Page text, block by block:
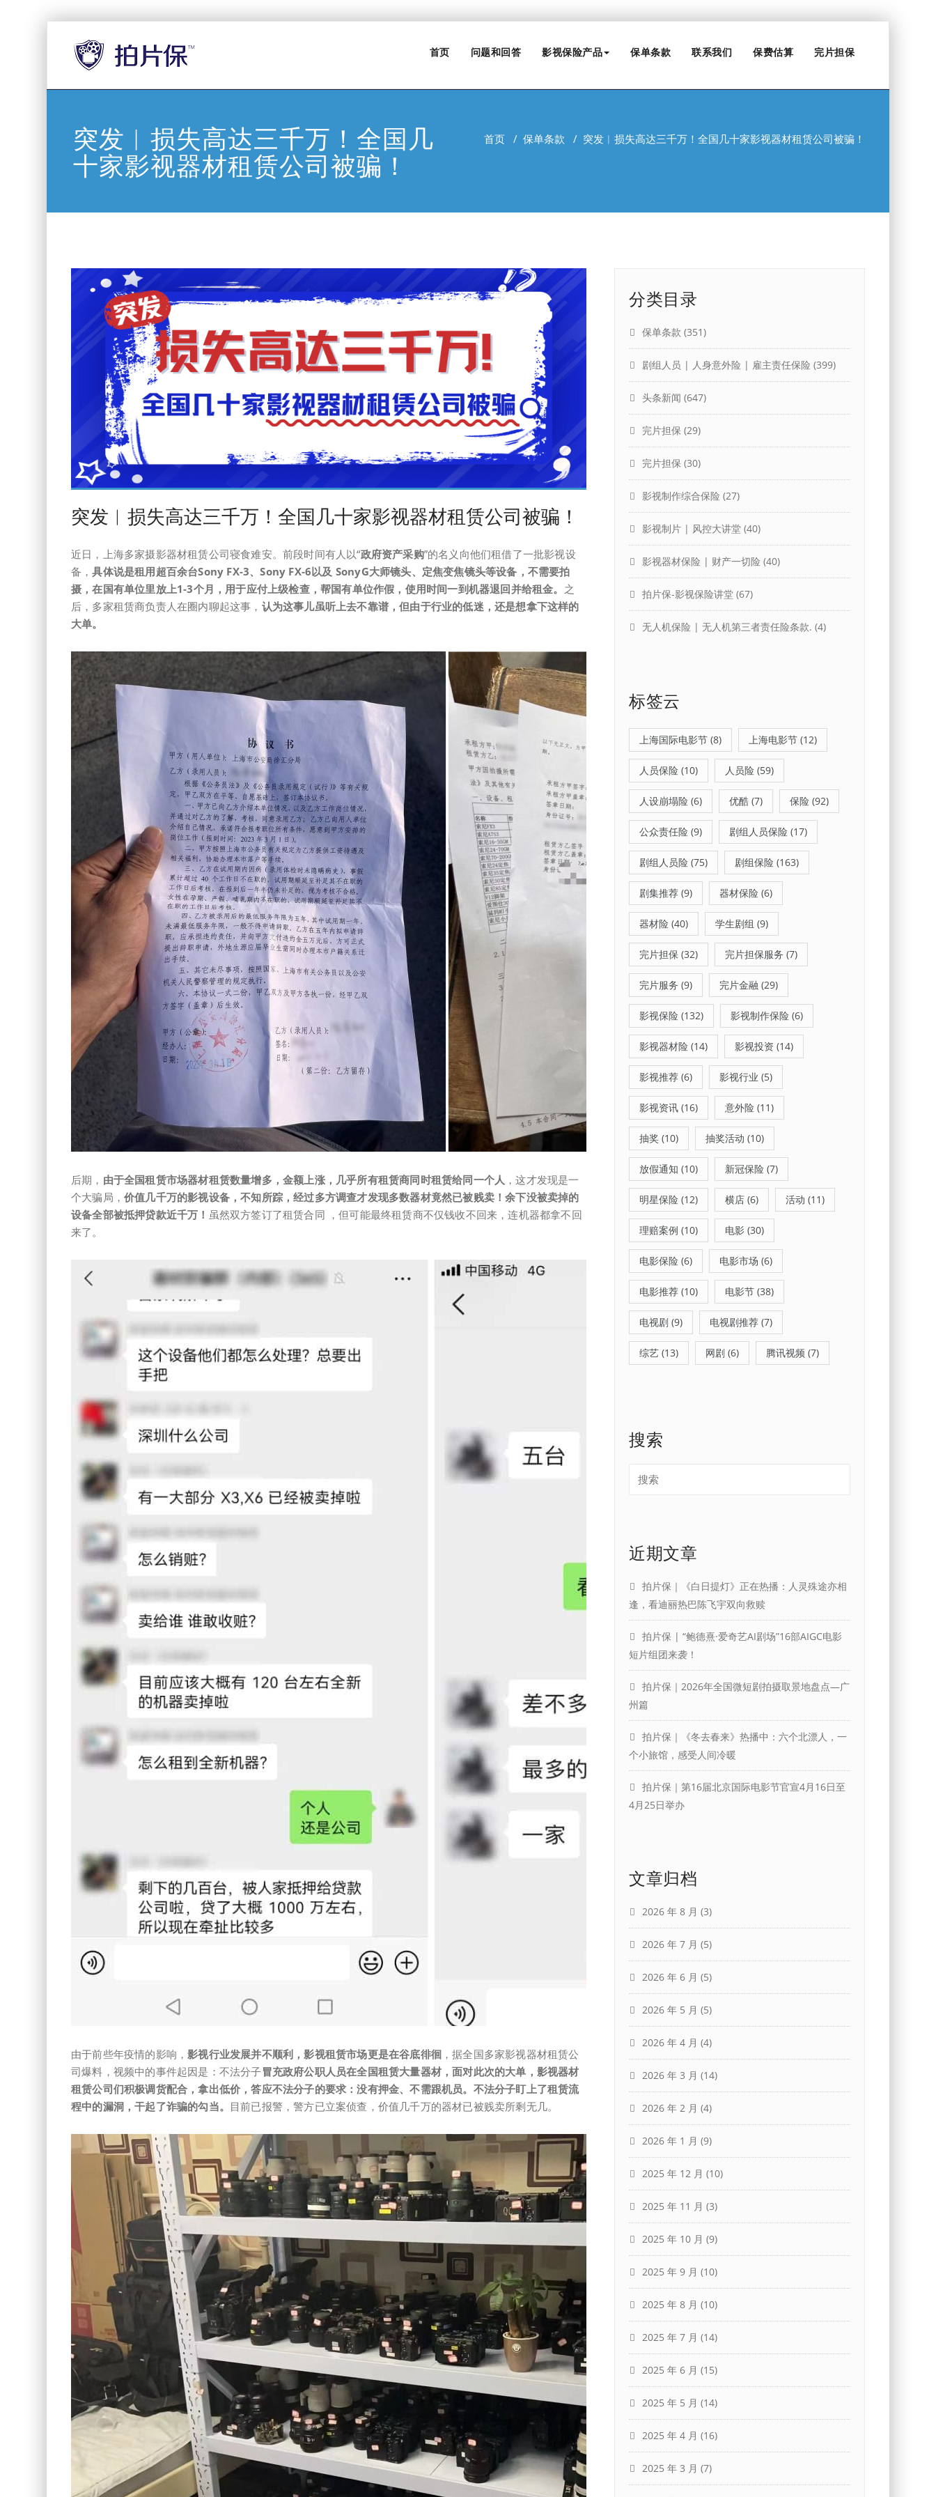
首页 问题和回答 影视保险产品 保单条款 联系我们 保费估算 完片担保
突发︱损失高达三千万！全国几
十家影视器材租赁公司被骗！
首页 / 保单条款 / 突发︱损失高达三千万！全国几十家影视器材租赁公司被骗！
突发︱损失高达三千万！全国几十家影视器材租赁公司被骗！
近日，上海多家摄影器材租赁公司寝食难安。前段时间有人以“政府资产采购”的名义向他们租借了一批影视设
备，具体说是租用超百余台Sony FX-3、Sony FX-6以及 SonyG大师镜头、定焦变焦镜头等设备，不需要拍
摄，在国有单位里放上1-3个月，用于应付上级检查，帮国有单位作假，使用时间一到机器退回并给租金。 之
后，多家租赁商负责人在圈内聊起这事， 认为这事儿虽听上去不靠谱，但由于行业的低迷，还是想拿下这样的
大单。
后期， 由于全国租赁市场器材租赁数量增多，金额上涨，几乎所有租赁商同时租赁给同一个人 ，这才发现是一
个大骗局， 价值几千万的影视设备，不知所踪，经过多方调查才发现多数器材竟然已被贱卖！余下没被卖掉的
设备全部被抵押贷款近千万！ 虽然双方签订了租赁合同 ，但可能最终租赁商不仅钱收不回来，连机器都拿不回
来了。
由于前些年疫情的影响，影视行业发展并不顺利，影视租赁市场更是在谷底徘徊 ，据全国多家影视器材租赁公
司爆料，视频中的事件起因是：不法分子冒充政府公职人员在全国租赁大量器材，面对此次的大单，影视器材
租赁公司们积极调货配合，拿出低价，答应不法分子的要求：没有押金、不需跟机员。不法分子盯上了租赁流
程中的漏洞，干起了诈骗的勾当。 目前已报警，警方已立案侦查，价值几千万的器材已被贱卖所剩无几。
分类目录
保单条款 (351)
剧组人员 | 人身意外险 | 雇主责任保险 (399)
头条新闻 (647)
完片担保 (29)
完片担保 (30)
影视制作综合保险 (27)
影视制片 | 风控大讲堂 (40)
影视器材保险 | 财产一切险 (40)
拍片保-影视保险讲堂 (67)
无人机保险 | 无人机第三者责任险条款. (4)
标签云
上海国际电影节 (8) 上海电影节 (12)
人员保险 (10) 人员险 (59)
人设崩塌险 (6) 优酷 (7) 保险 (92)
公众责任险 (9) 剧组人员保险 (17)
剧组人员险 (75) 剧组保险 (163)
剧集推荐 (9) 器材保险 (6)
器材险 (40) 学生剧组 (9)
完片担保 (32) 完片担保服务 (7)
完片服务 (9) 完片金融 (29)
影视保险 (132) 影视制作保险 (6)
影视器材险 (14) 影视投资 (14)
影视推荐 (6) 影视行业 (5)
影视资讯 (16) 意外险 (11)
抽奖 (10) 抽奖活动 (10)
放假通知 (10) 新冠保险 (7)
明星保险 (12) 横店 (6) 活动 (11)
理赔案例 (10) 电影 (30)
电影保险 (6) 电影市场 (6)
电影推荐 (10) 电影节 (38)
电视剧 (9) 电视剧推荐 (7)
综艺 (13) 网剧 (6) 腾讯视频 (7)
搜索
近期文章
拍片保｜《白日提灯》正在热播：人灵殊途亦相
逢，看迪丽热巴陈飞宇双向救赎
拍片保 | “鲍德熹·爱奇艺AI剧场”16部AIGC电影
短片组团来袭！
拍片保｜2026年全国微短剧拍摄取景地盘点—广
州篇
拍片保｜《冬去春来》热播中：六个北漂人，一
个小旅馆，感受人间冷暖
拍片保｜第16届北京国际电影节官宣4月16日至
4月25日举办
文章归档
2026 年 8 月 (3)
2026 年 7 月 (5)
2026 年 6 月 (5)
2026 年 5 月 (5)
2026 年 4 月 (4)
2026 年 3 月 (14)
2026 年 2 月 (4)
2026 年 1 月 (9)
2025 年 12 月 (10)
2025 年 11 月 (3)
2025 年 10 月 (9)
2025 年 9 月 (10)
2025 年 8 月 (10)
2025 年 7 月 (14)
2025 年 6 月 (15)
2025 年 5 月 (14)
2025 年 4 月 (16)
2025 年 3 月 (7)